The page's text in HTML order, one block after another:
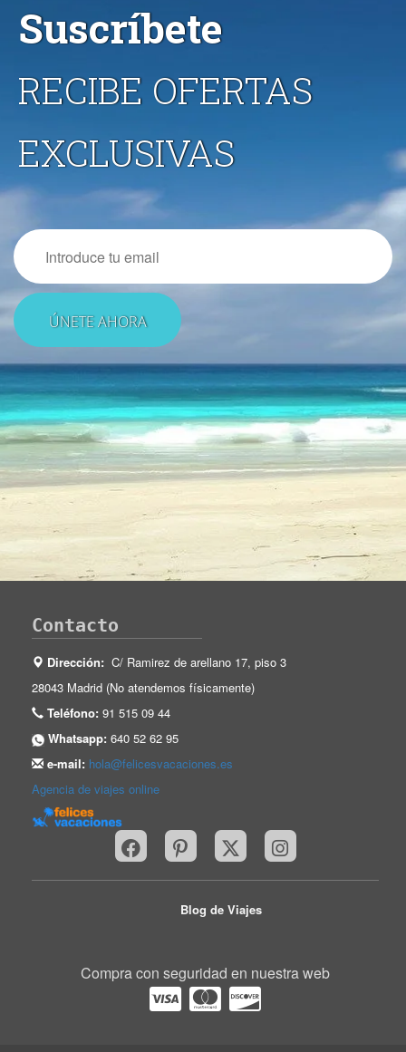
Suscríbete
RECIBE OFERTAS
EXCLUSIVAS
Email
Contacto
Dirección: C/ Ramirez de arellano 17, piso 3
28043 Madrid (No atendemos físicamente)
Teléfono: 91 515 09 44
Whatsapp: 640 52 62 95
e-mail: hola@felicesvacaciones.es
Agencia de viajes online
Blog de Viajes
Compra con seguridad en nuestra web